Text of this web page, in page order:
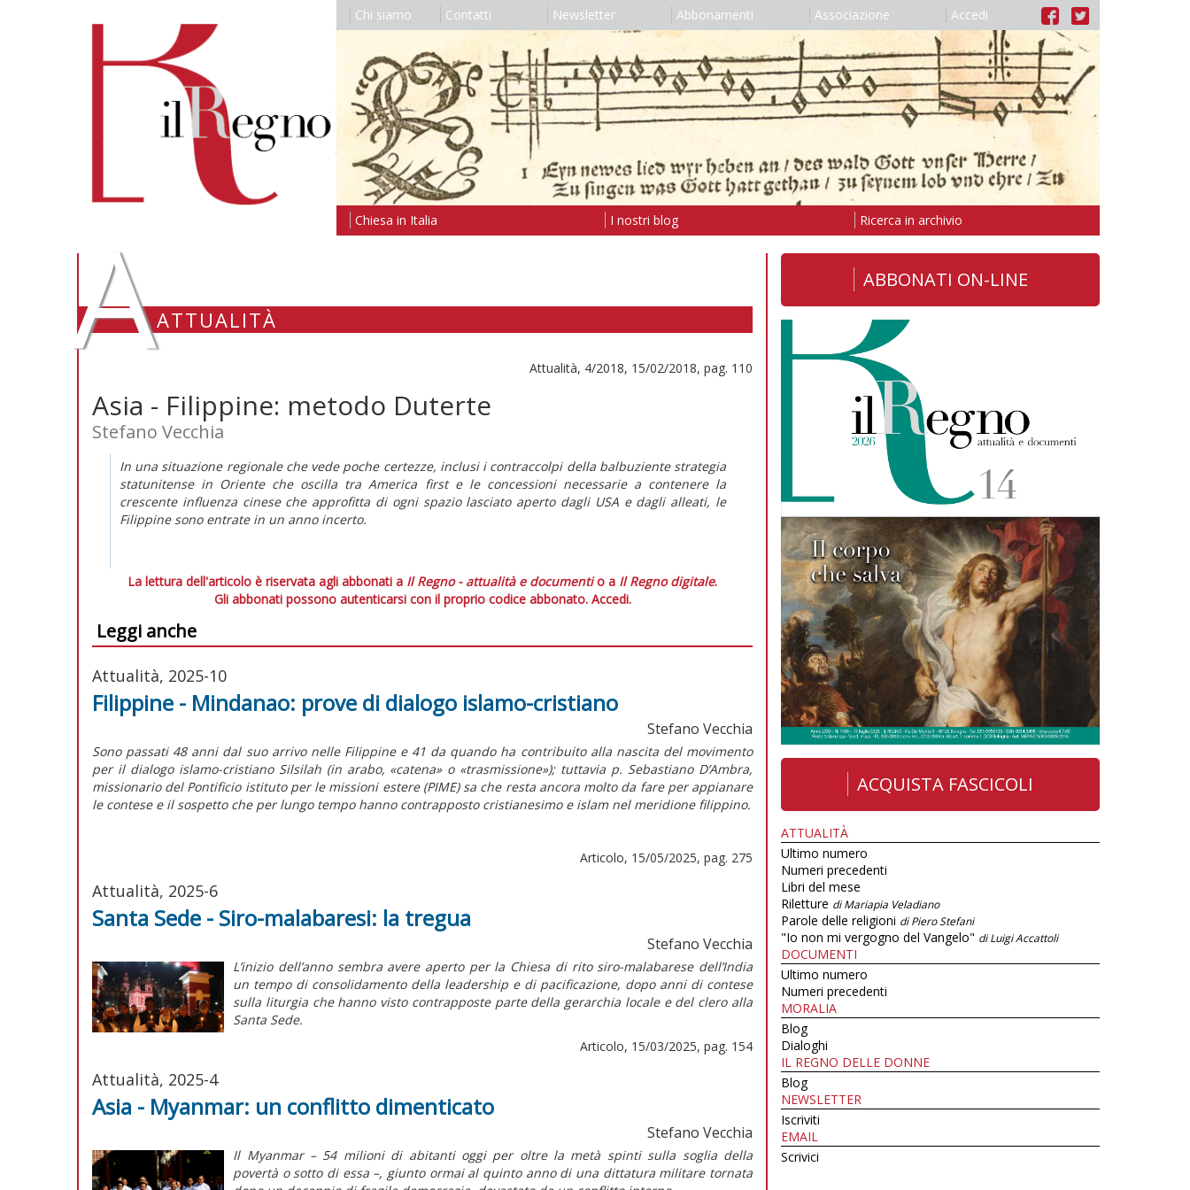
Chi siamo Contatti Newsletter Abbonamenti Associazione Accedi
Chiesa in Italia I nostri blog Ricerca in archivio
AATTUALITÀ
Attualità, 4/2018, 15/02/2018, pag. 110
Asia - Filippine: metodo Duterte
Stefano Vecchia
In una situazione regionale che vede poche certezze, inclusi i contraccolpi della balbuziente strategia
statunitense in Oriente che oscilla tra America firste le concessioni necessarie a contenere la
crescente influenza cinese che approfitta di ogni spazio lasciato aperto dagli USA e dagli alleati, le
Filippine sono entrate in un anno incerto.
La lettura dell'articolo è riservata agli abbonati a Il Regno - attualità e documentio a Il Regno digitale.
Gli abbonati possono autenticarsi con il proprio codice abbonato. Accedi.
Leggi anche
Attualità, 2025-10
Filippine - Mindanao: prove di dialogo islamo-cristiano
Stefano Vecchia
Sono passati 48 anni dal suo arrivo nelle Filippine e 41 da quando ha contribuito alla nascita del movimento
per il dialogo islamo-cristiano Silsilah (in arabo, «catena» o «trasmissione»); tuttavia p. Sebastiano D’Ambra,
missionario del Pontificio istituto per le missioni estere (PIME) sa che resta ancora molto da fare per appianare
le contese e il sospetto che per lungo tempo hanno contrapposto cristianesimo e islam nel meridione filippino.
Articolo, 15/05/2025, pag. 275
Attualità, 2025-6
Santa Sede - Siro-malabaresi: la tregua
Stefano Vecchia
L’iniziodell’anno sembra avere aperto per la Chiesa di rito siro-malabarese dell’India
un tempo di consolidamento della leadership e di pacificazione, dopo anni di contese
sulla liturgia che hanno visto contrapposte parte della gerarchia locale e del clero alla
Santa Sede.
Articolo, 15/03/2025, pag. 154
Attualità, 2025-4
Asia - Myanmar: un conflitto dimenticato
Stefano Vecchia
Il Myanmar – 54 milioni di abitanti oggi per oltre la metà spinti sulla soglia della
povertà o sotto di essa –, giunto ormai al quinto anno di una dittatura militare tornata
ABBONATI ON-LINE
ACQUISTA FASCICOLI
ATTUALITÀ
Ultimo numero
Numeri precedenti
Libri del mese
Riletture di Mariapia Veladiano
Parole delle religioni di Piero Stefani
"Io non mi vergogno del Vangelo" di Luigi Accattoli
DOCUMENTI
Ultimo numero
Numeri precedenti
MORALIA
Blog
Dialoghi
IL REGNO DELLE DONNE
Blog
NEWSLETTER
Iscriviti
EMAIL
Scrivici